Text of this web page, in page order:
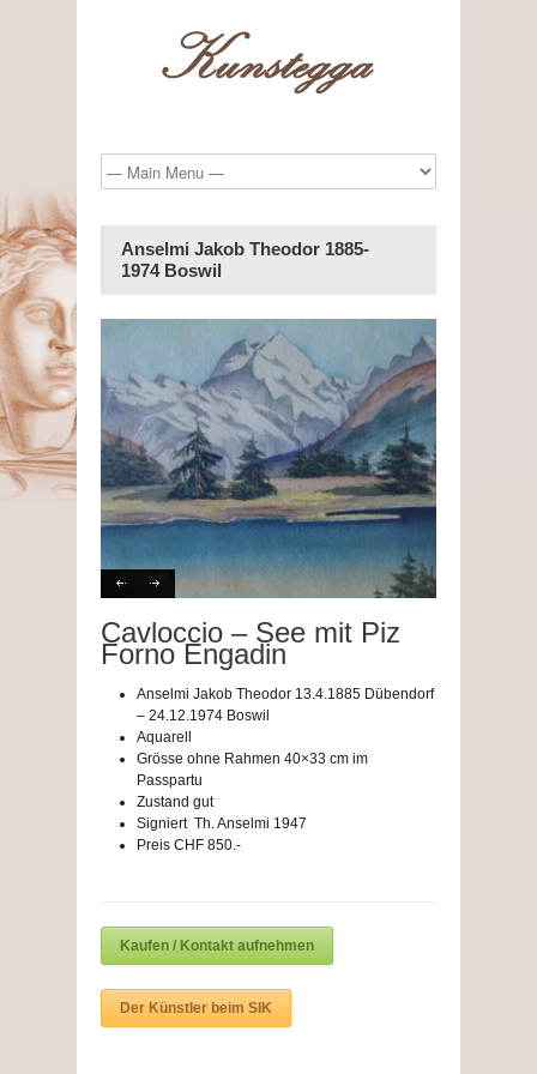
Anselmi Jakob Theodor 1885-
1974 Boswil
Cavloccio – See mit Piz
Forno Engadin
Anselmi Jakob Theodor 13.4.1885 Dübendorf
– 24.12.1974 Boswil
Aquarell
Grösse ohne Rahmen 40×33 cm im
Passpartu
Zustand gut
Signiert Th. Anselmi 1947
Preis CHF 850.-
Kaufen / Kontakt aufnehmen
Der Künstler beim SIK